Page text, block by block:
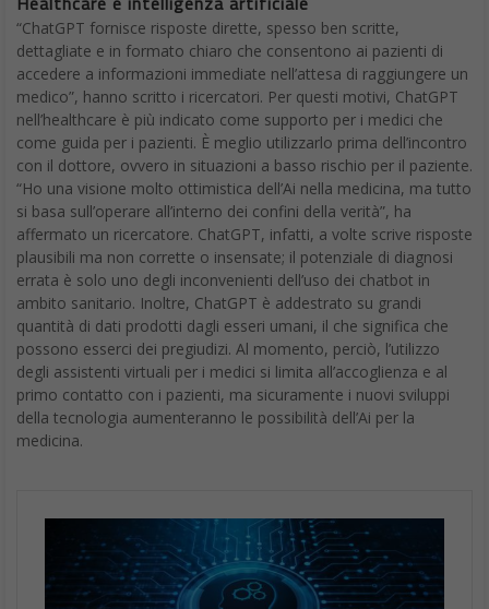
“ChatGPT fornisce risposte dirette, spesso ben scritte,
dettagliate e in formato chiaro che consentono ai pazienti di
accedere a informazioni immediate nell’attesa di raggiungere un
medico”, hanno scritto i ricercatori. Per questi motivi, ChatGPT
nell’healthcare è più indicato come supporto per i medici che
come guida per i pazienti. È meglio utilizzarlo prima dell’incontro
con il dottore, ovvero in situazioni a basso rischio per il paziente.
“Ho una visione molto ottimistica dell’Ai nella medicina, ma tutto
si basa sull’operare all’interno dei confini della verità”, ha
affermato un ricercatore. ChatGPT, infatti, a volte scrive risposte
plausibili ma non corrette o insensate; il potenziale di diagnosi
errata è solo uno degli inconvenienti dell’uso dei chatbot in
ambito sanitario. Inoltre, ChatGPT è addestrato su grandi
quantità di dati prodotti dagli esseri umani, il che significa che
possono esserci dei pregiudizi. Al momento, perciò, l’utilizzo
degli assistenti virtuali per i medici si limita all’accoglienza e al
primo contatto con i pazienti, ma sicuramente i nuovi sviluppi
della tecnologia aumenteranno le possibilità dell’Ai per la
medicina.